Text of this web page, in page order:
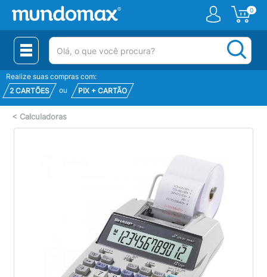
0
(pesquisar)
Realize suas compras com:
2 CARTÕES
ou PIX + CARTÃO
< Calculadoras